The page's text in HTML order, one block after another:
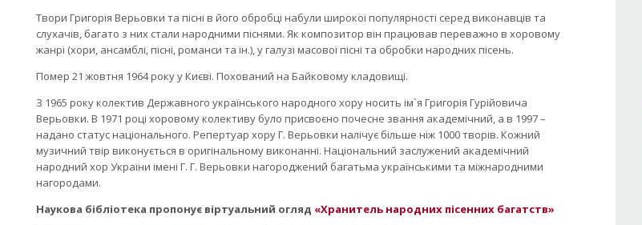
Твори Григорія Верьовки та пісні в його обробці набули широкої популярності серед виконавців та
слухачів, багато з них стали народними піснями. Як композитор він працював переважно в хоровому
жанрі (хори, ансамблі, пісні, романси та ін.), у галузі масової пісні та обробки народних пісень.
Помер 21 жовтня 1964 року у Києві. Похований на Байковому кладовищі.
З 1965 року колектив Державного українського народного хору носить ім`я Григорія Гурійовича
Верьовки. В 1971 році хоровому колективу було присвоєно почесне звання академічний, а в 1997 –
надано статус національного. Репертуар хору Г. Верьовки налічує більше ніж 1000 творів. Кожний
музичний твір виконується в оригінальному виконанні. Національний заслужений академічний
народний хор України імені Г. Г. Верьовки нагороджений багатьма українськими та міжнародними
нагородами.
Наукова бібліотека пропонує віртуальний огляд «Хранитель народних пісенних багатств»